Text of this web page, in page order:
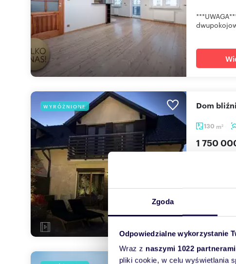
Zgoda
Odpowiedzialne wykorzystanie
Wraz z naszymi 1022 partnerami
pliki cookie, w celu wyświetlania
WYRÓŻNIONE
130 m2
Dom
1 750
Gotowy